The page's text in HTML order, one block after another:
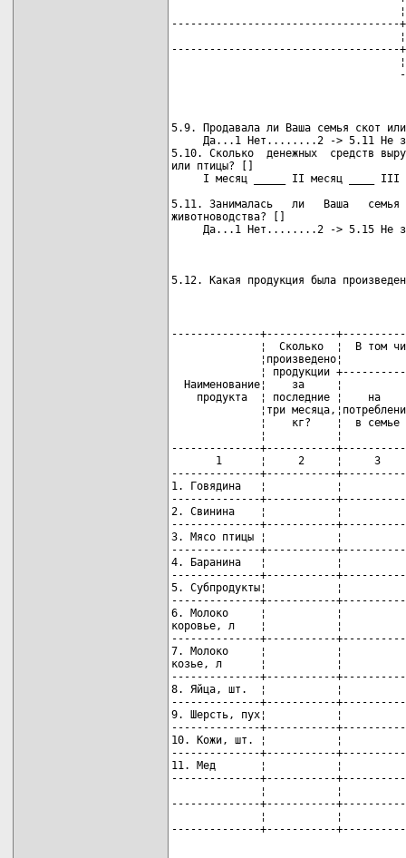
------------------------------------
------------------------------------
5.9. Продавала ли Ваша семья скот
Да...1 Нет........2 -> 5.11 Не
5.10. Сколько  денежных  средств
или птицы? []
I месяц _____ II месяц ____ III
5.11. Занималась   ли   Ваша   семья
животноводства? []
5.12. Какая продукция была
--------------+-----------
¦  Сколько  ¦  В том
¦произведено¦
¦ продукции
Наименование¦    за     ¦
продукта  ¦ последние ¦    на
¦три
¦    кг?    ¦  в
¦           ¦
--------------+-----------
1      ¦     2     ¦     3
--------------+-----------
1. Говядина   ¦           ¦
--------------+-----------
2. Свинина    ¦           ¦
--------------+-----------
3. Мясо птицы ¦           ¦
--------------+-----------
4. Баранина   ¦           ¦
--------------+-----------
5. Субпродукты¦           ¦
--------------+-----------
6. Молоко     ¦           ¦
коровье, л    ¦           ¦
--------------+-----------
7. Молоко     ¦           ¦
козье, л      ¦           ¦
--------------+-----------
8. Яйца, шт.  ¦           ¦
--------------+-----------
9. Шерсть, пух¦           ¦
--------------+-----------
10. Кожи, шт. ¦           ¦
--------------+-----------
11. Мед       ¦           ¦
--------------+-----------
¦           ¦
--------------+-----------
¦           ¦
--------------+-----------